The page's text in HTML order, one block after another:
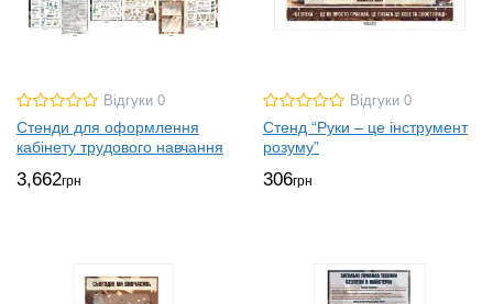
Відгуки 0
Стенди для оформлення
кабінету трудового навчання
3,662грн
Відгуки 0
Стенд “Руки – це інструмент
розуму”
306грн